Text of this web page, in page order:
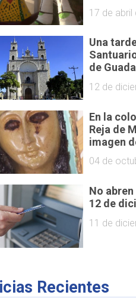
17 de abril
Una
de
12 de
En la
Reja de
imagen
04 de
No
12 de
11 de
Recientes